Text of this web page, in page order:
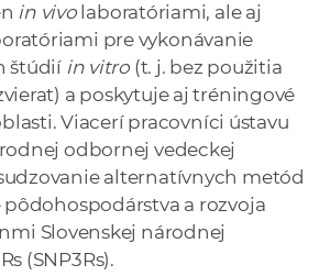
in vivolaboratóriami, ale aj
pre vykonávanie
štúdií in vitro (t. j. bez použitia
a poskytuje aj tréningové
Viacerí pracovníci ústavu
odbornej vedeckej
alternatívnych metód
a rozvoja
Slovenskej národnej
(SNP3Rs).